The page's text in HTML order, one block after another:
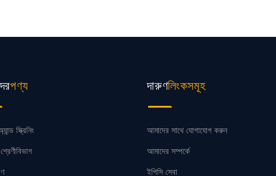
পণ্য
স্ক্রিনিং
দারুণলিংকসমূহ
আমাদের সাথে যোগাযোগ করুন
আমাদের সম্পর্কে
ইপিসি সেবা